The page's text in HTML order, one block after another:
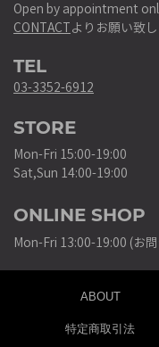
Open by appointment
CONTACTよりお願い致し
TEL
03-3352-6912
STORE
Mon-Fri 15:00-19:00
Sat,Sun 14:00-19:00
ONLINE SHOP
Mon-Fri 13:00-19:00 (お
ABOUT
特定商取引法